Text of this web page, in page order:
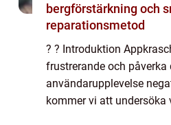
bergförstärkning och
reparationsmetod
? ? Introduktion
frustrerande och påverka
användarupplevelse
kommer vi att undersöka